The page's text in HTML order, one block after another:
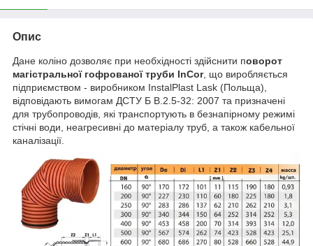
Опис
Дане коліно дозволяє при необхідності здійснити поворот
магістральної гофрованої труби InCor, що виробляється
підприємством - виробником InstalPlast Lask (Польща),
відповідають вимогам ДСТУ Б В.2.5-32: 2007 та призначені
для трубопроводів, які транспортують в безнапірному режимі
стічні води, неагресивні до матеріалу труб, а також кабельної
каналізації.